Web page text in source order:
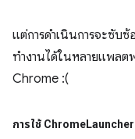
แต่การดำเนินการจะซั
ทำงานได้ในหลายแพลต
Chrome :(
การใช้ ChromeLauncher